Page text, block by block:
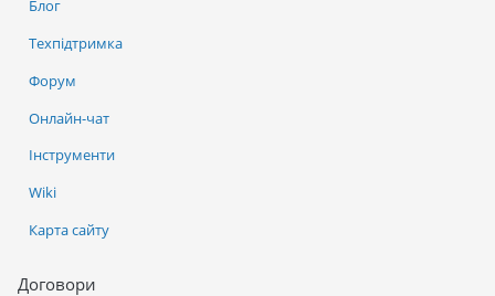
Блог
Техпідтримка
Форум
Онлайн-чат
Інструменти
Wiki
Карта сайту
Договори